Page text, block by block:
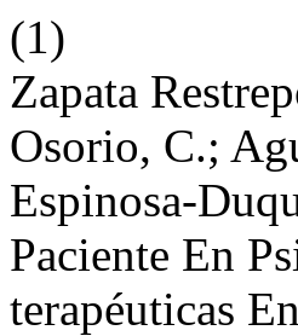
(1)
Zapata
Osorio, C.;
Espinosa-
Paciente En
terapéuticas